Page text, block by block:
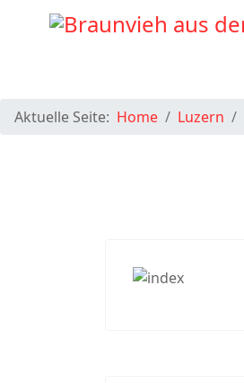
Aktuelle Seite: Home Luzern